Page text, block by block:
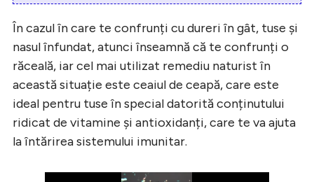
În cazul în care te confrunți cu dureri în gât, tuse și
nasul înfundat, atunci înseamnă că te confrunți o
răceală, iar cel mai utilizat remediu naturist în
această situație este ceaiul de ceapă, care este
ideal pentru tuse în special datorită conținutului
ridicat de vitamine și antioxidanți, care te va ajuta
la întărirea sistemului imunitar.